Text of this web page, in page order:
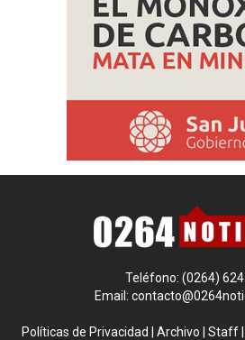
Teléfono: (0264)
Email:
Políticas de Privacidad |Archivo |Staff